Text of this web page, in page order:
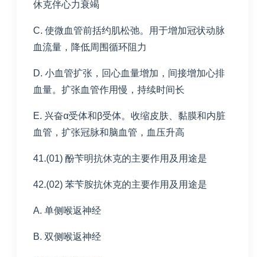
休克伴心力衰竭
C. 使微血管前括约肌松弛。用于增加冠状动脉
血流量，降低周围循环阻力
D. 小血管扩张，回心血量增加，间接增加心排
血量。扩张血管作用慢，持续时间长
E. 兴奋α受体和β受体。收缩皮肤、黏膜和内脏
血管，扩张冠脉和脑血管，血压升高
41.(01) 酚苄明抗休克的主要作用及用途是
42.(02) 苯苄胺抗休克的主要作用及用途是
A. 单侧喉返神经
B. 双侧喉返神经